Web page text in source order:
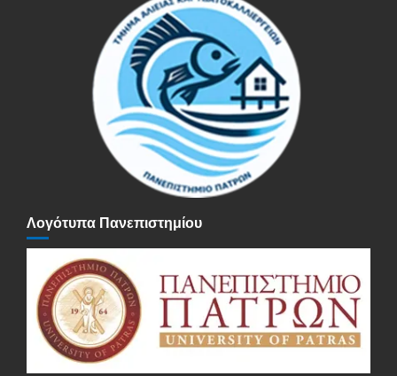
Λογότυπα Πανεπιστημίου